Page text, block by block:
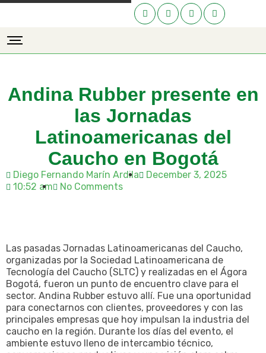
Andina Rubber presente en
las Jornadas
Latinoamericanas del
Caucho en Bogotá
Diego Fernando Marín Ardila
December 3, 2025
10:52 am
No Comments
Las pasadas Jornadas Latinoamericanas del Caucho,
organizadas por la Sociedad Latinoamericana de
Tecnología del Caucho (SLTC) y realizadas en el Ágora
Bogotá, fueron un punto de encuentro clave para el
sector. Andina Rubber estuvo allí. Fue una oportunidad
para conectarnos con clientes, proveedores y con las
principales empresas que hoy impulsan la industria del
caucho en la región. Durante los días del evento, el
ambiente estuvo lleno de intercambio técnico,